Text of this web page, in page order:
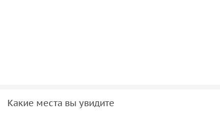
Калуги.
Какие места вы увидите